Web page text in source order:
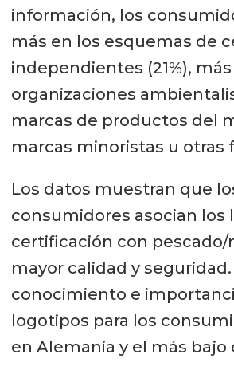
información, los
más en los esquemas de
independientes (21%),
organizaciones
marcas de productos del
marcas minoristas u otras
Los datos muestran que
consumidores asocian los
certificación con pescado/
mayor calidad y
conocimiento e
logotipos para los
en Alemania y el más bajo